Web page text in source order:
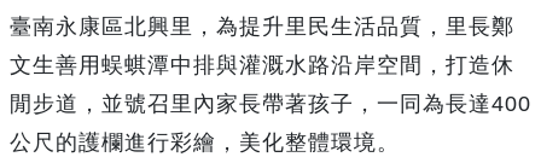
臺南永康區北興里，為提升里民生活品質，里長鄭
文生善用蜈蜞潭中排與灌溉水路沿岸空間，打造休
閒步道，並號召里內家長帶著孩子，一同為長達400
公尺的護欄進行彩繪，美化整體環境。